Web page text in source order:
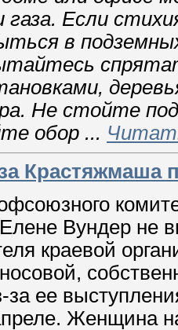
газа. Если
в
Не стойте под
обор ...
Крастяжмаша
Вундер не
краевой
ее
Женщина